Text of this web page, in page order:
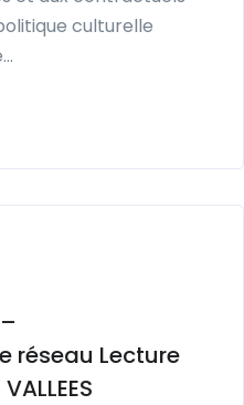
culturelle
réseau Lecture